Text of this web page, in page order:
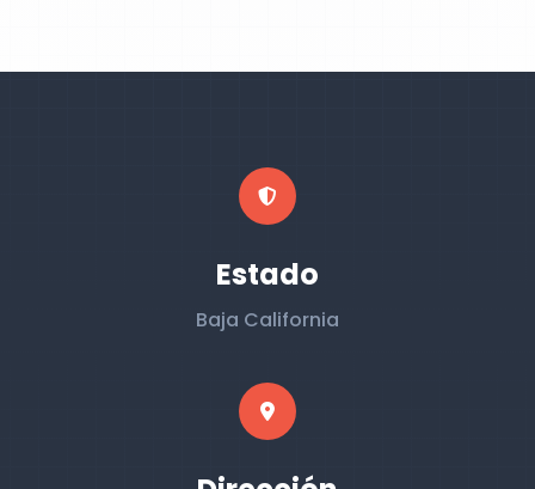
Estado
Baja California